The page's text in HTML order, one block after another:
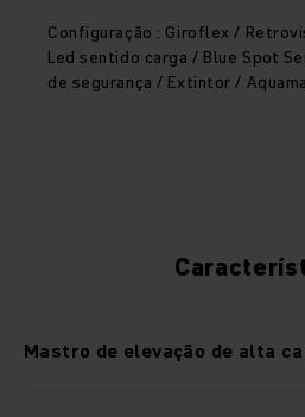
Configuração : Giroflex /
Led sentido carga / Blue Spot
de segurança / Extintor /
Mastro de elevação de alta